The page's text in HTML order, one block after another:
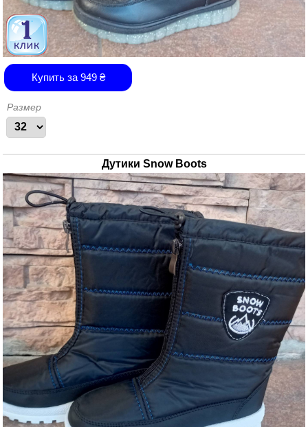
Купить за 949₴
Размер
Дутики Snow Boots